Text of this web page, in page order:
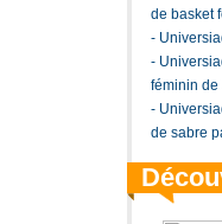
de basket
-
-
féminin de
-
de sabre